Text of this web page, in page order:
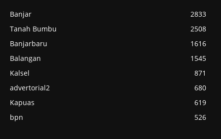
Banjar
2833
Tanah Bumbu
2508
Banjarbaru
1616
Balangan
1545
Kalsel
871
advertorial2
680
Kapuas
619
bpn
526